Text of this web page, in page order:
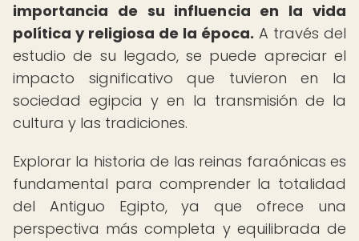
importancia de su influencia en la vida
política y religiosa de la época. A través del
estudio de su legado, se puede apreciar el
impacto significativo que tuvieron en la
sociedad egipcia y en la transmisión de la
cultura y las tradiciones.
Explorar la historia de las reinas faraónicas es
fundamental para comprender la totalidad
del Antiguo Egipto, ya que ofrece una
perspectiva más completa y equilibrada de